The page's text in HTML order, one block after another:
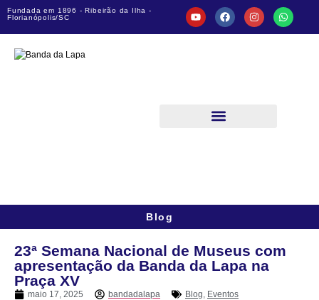
Fundada em 1896 - Ribeirão da Ilha -
Florianópolis/SC
Blog
23ª Semana Nacional de Museus com
apresentação da Banda da Lapa na
Praça XV
maio 17, 2025 bandadalapa Blog, Eventos